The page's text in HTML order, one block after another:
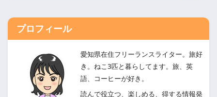
プロフィール
愛知県在住フリーランスライター。旅好
き。ねこ3匹と暮らしてます。旅、英
語、コーヒーが好き。
読んで役立つ、楽しめる、得する情報発